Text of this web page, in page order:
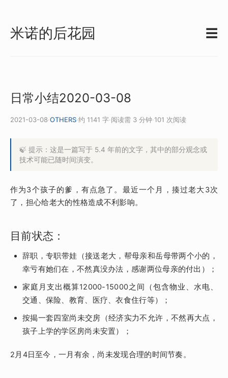
米诺的后花园 ☰
日常小结2020-03-08
2021-03-08·OTHERS·约 1141 字·阅读需 3 分钟·101 次阅读
🍃 提示：这是一篇写于 5.4 年前的文字，其中的部分观念或
技术可能已随时间演变。
作为3个孩子的爹，有点急了。最近一个月，揍过老大3次
了，担心给老大的性格造成不利影响。
目前状态：
辞职，专职带娃（接送老大，帮母亲和岳母带两个小的，
幸亏有她们在，不然真没办法，感谢两位母亲的付出）；
家庭月支出概算12000-15000之间（包含物业、水电、
交通、保险、教育、医疗、衣食住行等）；
按揭一套四室尚未交房（经济实力不允许，不然再大点，
孩子上学的学区房尚未安置）；
2月4日至今，一月有余，尚未发现合理的时间节奏。